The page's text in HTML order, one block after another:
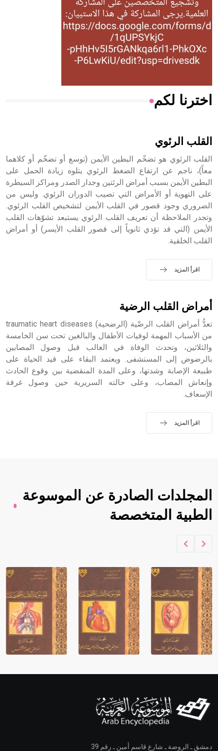
- هل تعلم أن المرجان إفراز حيواني يتكون في البحر ويتركب
من مادة كربونات الكلسيوم، وهو أحمر أو شديد الحمرة وهو
أجود أنواعه، ويمتاز بكبر الحجم ويسمى الش
هل تعلم أن الأبسيد كلمة فرنسية اللفظ تم اعتمادها مصطلحاً
- هل تعلم أن أبجر Abgar اسم معروف جيداً يعود إلى عدد من
الملوك الذين حكموا مدينة إديسا (الرها) من أبجر الأول وحتى
التاسع، وهم ينتسبون إلى أسرة أوسروين
sign تكتب منفصلة غير متصلة، وتعتمد المبدأ الأكوروفوني،
اخترنا لكم
القلب الرئوي
القلب الرئوي هو تضخّم البطين الأيمن (توسع أو تضخّم أو كلاهما
معاً)، ناجم عن ارتفاع الضغط الرئوي يتلوه زيادة الحمل على
البطين الأيمن بسبب أمراض الرئتين وجدار الصدر ومراكز السيطرة
على التهوية أو الأمراض التي تصيب الدوران الرئوي. وليس من
الضروري وجود قصور في القلب الأيمن لتشخيص القلب الرئوي.
وتجدر الملاحظة أن تعريف القلب الرئوي يستبعد تشوّهات القلب
الأيمن (التي قد تؤدي ثانوياً إلى قصور القلب الأيسر) أو أمراض
القلب الخلقية.
اقرأ المزيد
أمراض القلب الرضية
تعدُّ أمراض القلب الرضّية (الرضحية) traumatic heart diseases
من الأسباب المهمة لوفيات الأطفال والبالغين تحت سن الخامسة
والثلاثين، وتحدث الوفاة في الغالب قبل وصول المصابين
بالرضوض إلى المستشفى. ويعتمد البقاء على قيد الحياة على
طبيعة الإصابة وشدتها، وعلى المدة المنقضية بين وقوع الحادث
وإنعاش المصاب، وعلى حالته السريرية حين وصول غرفة
الإسعاف.
اقرأ المزيد
المجلدات الصادرة عن الموسوعة
الطبية المتخصصة
دمشق ـ الروضة ـ شارع قاسم أمين ـ رقم 39